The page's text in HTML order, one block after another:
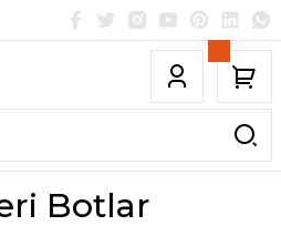
Botlar